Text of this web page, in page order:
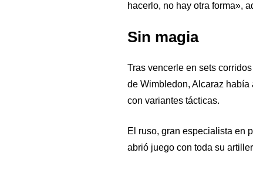
hacerlo, no hay otra forma»,
Sin magia
Tras vencerle en sets
de Wimbledon, Alcaraz
con variantes tácticas.
El ruso, gran especialista en
abrió juego con toda su